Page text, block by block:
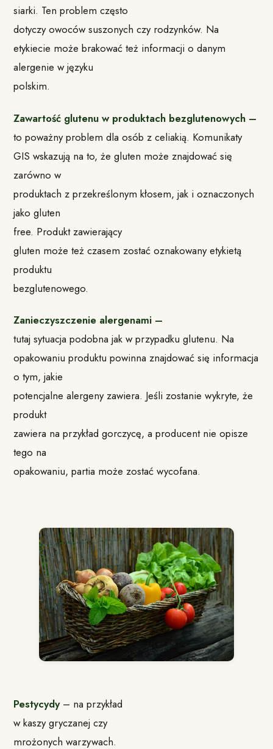
siarki. Ten problem często
dotyczy owoców suszonych czy rodzynków. Na
etykiecie może brakować też informacji o danym
alergenie w języku
polskim.
Zawartość glutenu w produktach bezglutenowych –
to poważny problem dla osób z celiakią. Komunikaty
GIS wskazują na to, że gluten może znajdować się
zarówno w
produktach z przekreślonym kłosem, jak i oznaczonych
jako gluten
free. Produkt zawierający
gluten może też czasem zostać oznakowany etykietą
produktu
bezglutenowego.
Zanieczyszczenie alergenami –
tutaj sytuacja podobna jak w przypadku glutenu. Na
opakowaniu produktu powinna znajdować się informacja
o tym, jakie
potencjalne alergeny zawiera. Jeśli zostanie wykryte, że
produkt
zawiera na przykład gorczycę, a producent nie opisze
tego na
opakowaniu, partia może zostać wycofana.
Pestycydy– na przykład
w kaszy gryczanej czy
mrożonych warzywach.